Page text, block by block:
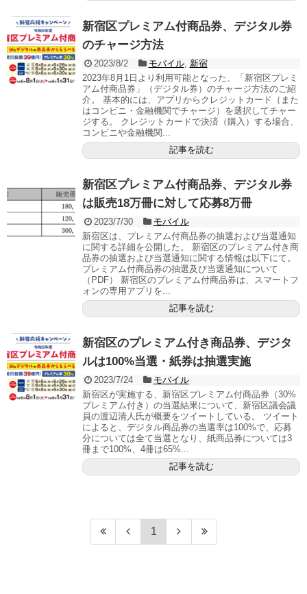
新宿区プレミアム付商品券、デジタル券
のチャージ方法
2023/8/2 モバイル, 新宿
2023年8月1日より利用可能となった、「新宿区プレミ
アム付商品券」（デジタル券）のチャージ方法のご紹
介。 基本的には、アプリからクレジットカード（また
はコンビニ・金融機関でチャージ）を選択してチャー
ジする。 クレジットカードで決済（購入）する場合、
コンビニや金融機関...
記事を読む
新宿区プレミアム付商品券、デジタル券
は販売18万冊に対して応募8万冊
2023/7/30
モバイル
新宿区は、プレミアム付商品券の抽選および当選通知
に関する詳細を公開した。 新宿区のプレミアム付き商
品券の抽選および当選通知に関する情報は以下にて。
プレミアム付商品券の抽選及び当選通知について
（PDF） 新宿区のプレミアム付商品券は、スマートフ
ォンの専用アプリを...
記事を読む
新宿区のプレミアム付き商品券、デジタ
ルは100%当選・紙券は抽選実施
2023/7/24
モバイル
新宿区が実施する、新宿区プレミアム付商品券（30%
プレミアム付き）の当選結果について、新宿区議会議
員の渡辺清人氏が概要をツイートしている。 ツイート
によると、デジタル商品券の当選率は100%で、応募
分については全て当選となり、紙商品券については3
冊まで100%、4冊は65%...
記事を読む
1